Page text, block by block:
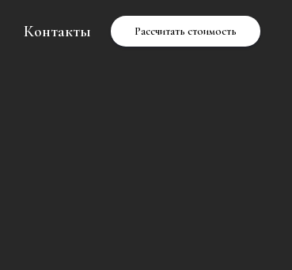
Контакты Рассчитать стоимость